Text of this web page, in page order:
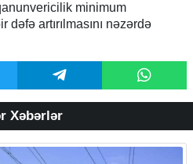
minimum
dəfə artırılmasını nəzərdə
Xəbərlər